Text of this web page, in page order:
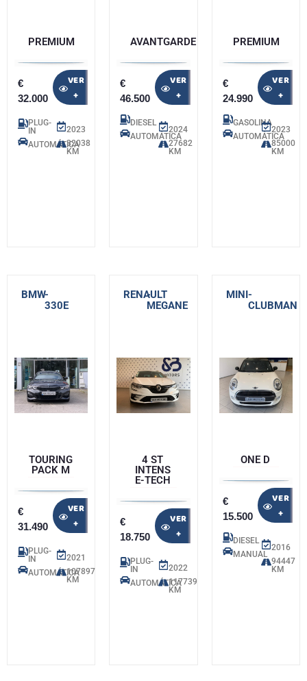
PREMIUM
€
32.000
VER
+
PLUG-
IN
AUTOMÁTICA
2023
32038
KM
AVANTGARDE
€
46.500
VER
+
DIESEL
AUTOMÁTICA
2024
27682
KM
PREMIUM
€
24.990
VER
+
GASOLINA
AUTOMÁTICA
2023
85000
KM
BMW-
330E
TOURING
PACK M
€
31.490
VER
+
PLUG-
IN
AUTOMÁTICA
2021
107897
KM
RENAULT
-
MEGANE
4 ST
INTENS
E-TECH
€
18.750
VER
+
PLUG-
IN
AUTOMÁTICA
2022
117739
KM
MINI-
CLUBMAN
ONE D
€
15.500
VER
+
DIESEL
MANUAL
2016
94447
KM